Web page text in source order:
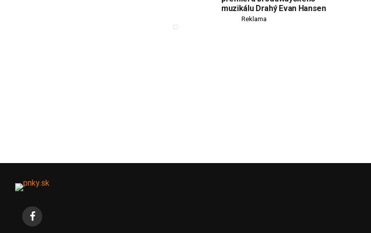
muzikálu Drahý Evan Hansen
Reklama